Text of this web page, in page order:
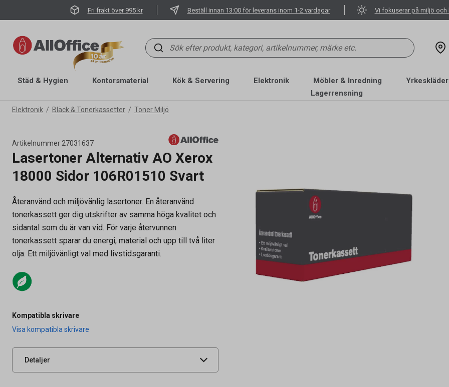
Fri frakt över 995 kr Beställ innan 13:00 för leverans inom 1-2 vardagar Vi fokuserar på miljö och
Städ & Hygien Kontorsmaterial Kök & Servering Elektronik Möbler & Inredning
Lagerrensning
Elektronik Bläck & Tonerkassetter Toner Miljö
Artikelnummer 27031637
Lasertoner Alternativ AO Xerox
18000 Sidor 106R01510 Svart
Återanvänd och miljövänlig lasertoner. En återanvänd
tonerkassett ger dig utskrifter av samma höga kvalitet och
sidantal som du är van vid. För varje återvunnen
tonerkassett sparar du energi, material och upp till två liter
olja. Ett miljövänligt val med livstidsgaranti.
Kompatibla skrivare
Visa kompatibla skrivare
Detaljer
Leverantörens
UNSPSC 44103103